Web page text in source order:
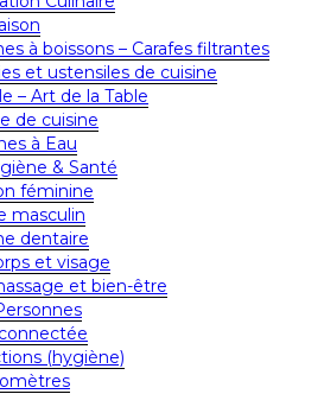
à boissons – Carafes filtrantes
et ustensiles de cuisine
– Art de la Table
de cuisine
à Eau
& Santé
féminine
masculin
dentaire
et visage
et bien-être
(hygiène)